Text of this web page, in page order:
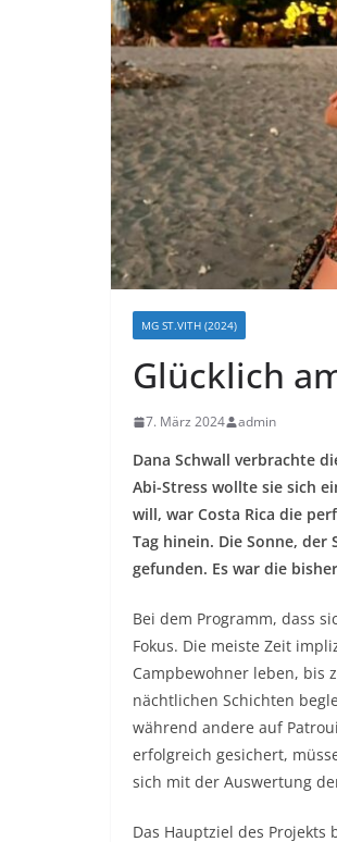
MG ST.VITH (2024)
Glücklich
7. März 2024 admin
Dana Schwall verbrachte
Abi-Stress wollte sie sich
will, war Costa Rica die
Tag hinein. Die Sonne,
gefunden. Es war die
Bei dem Programm, dass
Fokus. Die meiste Zeit
Campbewohner leben, bis
nächtlichen Schichten
während andere auf
erfolgreich gesichert,
sich mit der Auswertung
Das Hauptziel des